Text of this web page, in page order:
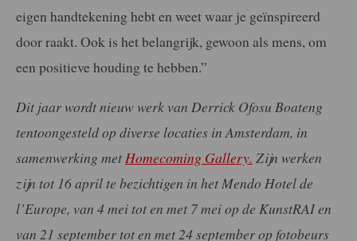
eigen handtekening hebt en weet waar je geïnspireerd
door raakt. Ook is het belangrijk, gewoon als mens, om
een positieve houding te hebben.”
Dit jaar wordt nieuw werk van Derrick Ofosu Boateng
tentoongesteld op diverse locaties in Amsterdam, in
samenwerking met Homecoming Gallery. Zijn werken
zijn tot 16 april te bezichtigen in het Mendo Hotel de
l’Europe, van 4 mei tot en met 7 mei op de KunstRAI en
van 21 september tot en met 24 september op fotobeurs